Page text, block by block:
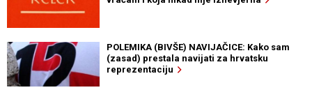
POLEMIKA (BIVŠE) NAVIJAČICE: Kako sam
(zasad) prestala navijati za hrvatsku
reprezentaciju